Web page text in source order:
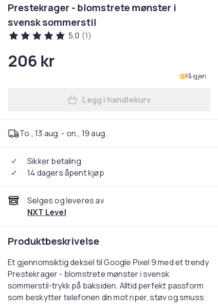
Prestekrager - blomstrete mønster i
svensk sommerstil
5,0 (1)
206 kr
Få igjen
Legg Kompatibelt
Legg i handlekurv
To., 13 aug. - on., 19 aug.
Sikker betaling
14 dagers åpent kjøp
Selges og leveres av
NXT Level
Produktbeskrivelse
Et gjennomsiktig deksel til Google Pixel 9 med et trendy
Prestekrager - blomstrete mønster i svensk
sommerstil-trykk på baksiden. Alltid perfekt passform
som beskytter telefonen din mot riper, støv og smuss.